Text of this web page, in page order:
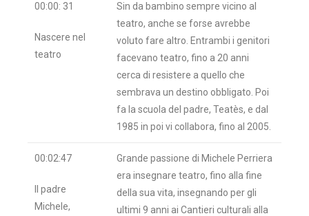
00:00: 31
Nascere nel
teatro
Sin da bambino sempre vicino al
teatro, anche se forse avrebbe
voluto fare altro. Entrambi i genitori
facevano teatro, fino a 20 anni
cerca di resistere a quello che
sembrava un destino obbligato. Poi
fa la scuola del padre, Teatès, e dal
1985 in poi vi collabora, fino al 2005.
00:02:47
Il padre
Michele,
Grande passione di Michele Perriera
era insegnare teatro, fino alla fine
della sua vita, insegnando per gli
ultimi 9 anni ai Cantieri culturali alla